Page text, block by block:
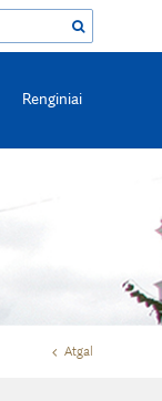
Renginiai
Atgal